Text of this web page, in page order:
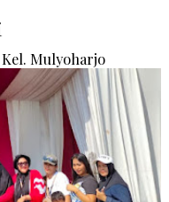
Kel. Mulyoharjo